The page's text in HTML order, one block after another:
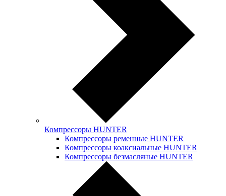
Компрессоры HUNTER
Компрессоры ременные HUNTER
Компрессоры коаксиальные HUNTER
Компрессоры безмасляные HUNTER